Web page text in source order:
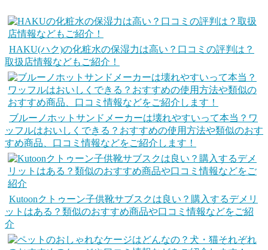
HAKU(ハク)の化粧水の保湿力は高い？口コミの評判は？
取扱店情報などもご紹介！
ブルーノホットサンドメーカーは壊れやすいって本当？ワ
ッフルはおいしくできる？おすすめの使用方法や類似のおす
すめ商品、口コミ情報などをご紹介します！
Kutoonクトゥーン子供靴サブスクは良い？購入するデメリ
ットはある？類似のおすすめ商品や口コミ情報などをご紹
介